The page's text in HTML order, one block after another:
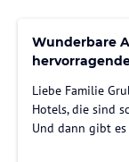
Wunderbare
Liebe Familie
Hotels, die sind
Und dann gibt